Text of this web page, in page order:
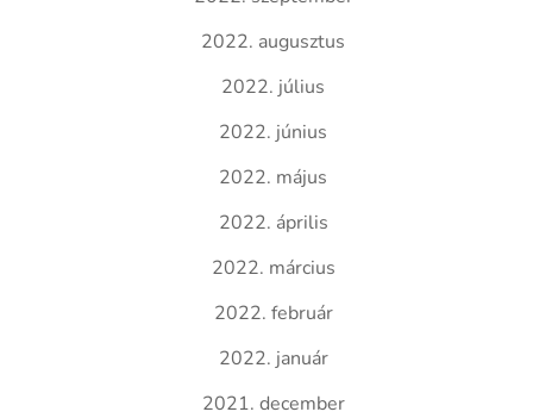
2022. augusztus
2022. július
2022. június
2022. május
2022. április
2022. március
2022. február
2022. január
2021. december